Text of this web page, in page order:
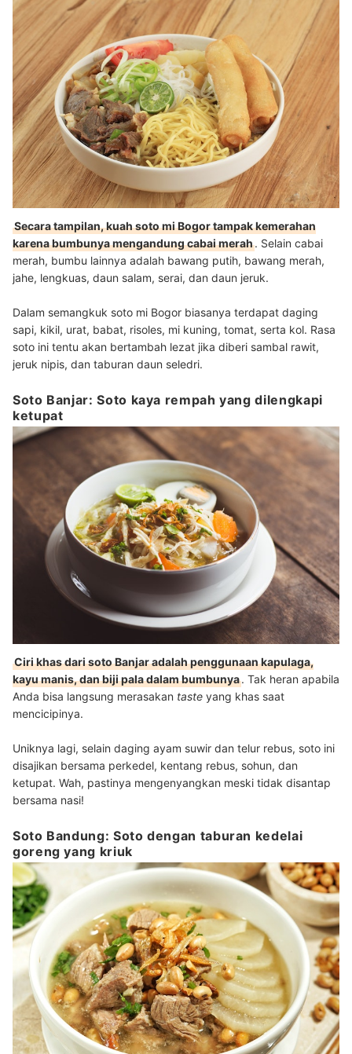
Secara tampilan, kuah soto mi Bogor tampak kemerahan
karena bumbunya mengandung cabai merah. Selain cabai
merah, bumbu lainnya adalah bawang putih, bawang merah,
jahe, lengkuas, daun salam, serai, dan daun jeruk.
Dalam semangkuk soto mi Bogor biasanya terdapat daging
sapi, kikil, urat, babat, risoles, mi kuning, tomat, serta kol. Rasa
soto ini tentu akan bertambah lezat jika diberi sambal rawit,
jeruk nipis, dan taburan daun seledri.
Soto Banjar: Soto kaya rempah yang dilengkapi
ketupat
Ciri khas dari soto Banjar adalah penggunaan kapulaga,
kayu manis, dan biji pala dalam bumbunya. Tak heran apabila
Anda bisa langsung merasakan taste yang khas saat
mencicipinya.
Uniknya lagi, selain daging ayam suwir dan telur rebus, soto ini
disajikan bersama perkedel, kentang rebus, sohun, dan
ketupat. Wah, pastinya mengenyangkan meski tidak disantap
bersama nasi!
Soto Bandung: Soto dengan taburan kedelai
goreng yang kriuk